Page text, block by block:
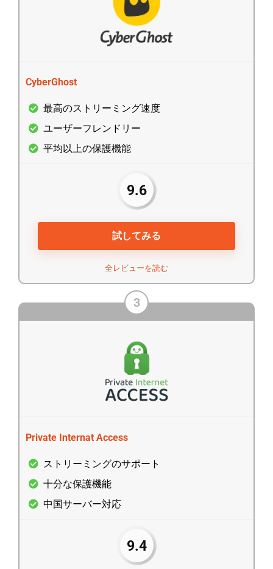
CyberGhost
最高のストリーミング速度
ユーザーフレンドリー
平均以上の保護機能
9.6
試してみる
全レビューを読む
3
Private Internat Access
ストリーミングのサポート
十分な保護機能
中国サーバー対応
9.4